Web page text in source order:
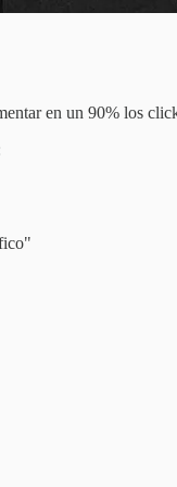
en un 90% los